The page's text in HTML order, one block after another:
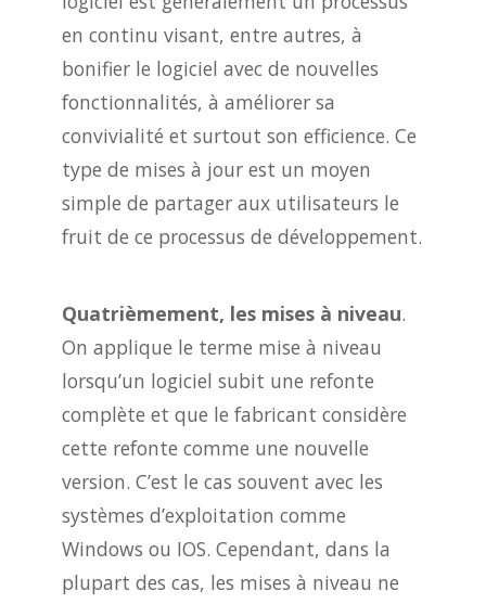
en continu visant, entre autres, à
bonifier le logiciel avec de nouvelles
fonctionnalités, à améliorer sa
convivialité et surtout son efficience. Ce
type de mises à jour est un moyen
simple de partager aux utilisateurs le
fruit de ce processus de développement.
Quatrièmement, les mises à niveau.
On applique le terme mise à niveau
lorsqu’un logiciel subit une refonte
complète et que le fabricant considère
cette refonte comme une nouvelle
version. C’est le cas souvent avec les
systèmes d’exploitation comme
Windows ou IOS. Cependant, dans la
plupart des cas, les mises à niveau ne